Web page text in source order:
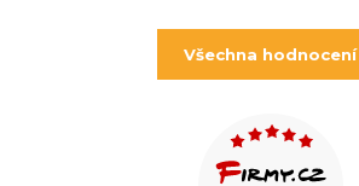
Všechna hodnocení